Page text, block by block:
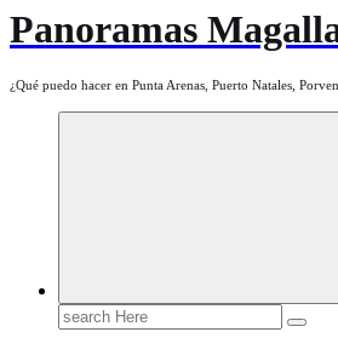
Panoramas
¿Qué puedo hacer en Punta Arenas, Puerto Natales,
Search
for: